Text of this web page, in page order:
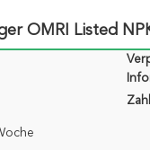
OMRI Listed